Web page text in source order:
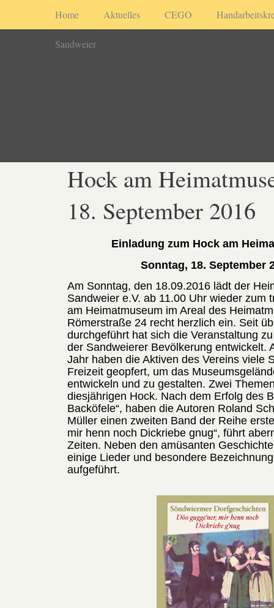
Home Aktuelles CEGO
Sandweier
Hock am
18. September 2016
Einladung zum Hock am
Sonntag, 18. September
Am Sonntag, den 18.09.2016 lädt der
Sandweier e.V. ab 11.00 Uhr wieder zum
am Heimatmuseum im Areal des
Römerstraße 24 recht herzlich ein. Seit
durchgeführt hat sich die Veranstaltung
der Sandweierer Bevölkerung entwickelt.
Jahr haben die Aktiven des Vereins viele
Freizeit geopfert, um das
entwickeln und zu gestalten. Zwei
diesjährigen Hock. Nach dem Erfolg des
Backöfele“, haben die Autoren Roland
Müller einen zweiten Band der Reihe
mir henn noch Dickriebe gnug“, führt
Zeiten. Neben den amüsanten
einige Lieder und besondere
aufgeführt.